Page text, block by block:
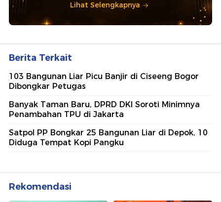
Lihat Selengkapnya
Berita Terkait
103 Bangunan Liar Picu Banjir di Ciseeng Bogor
Dibongkar Petugas
Banyak Taman Baru, DPRD DKI Soroti Minimnya
Penambahan TPU di Jakarta
Satpol PP Bongkar 25 Bangunan Liar di Depok, 10
Diduga Tempat Kopi Pangku
Rekomendasi